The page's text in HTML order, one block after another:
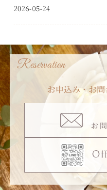
2026-05-24
Reservation
お申込み・お
お